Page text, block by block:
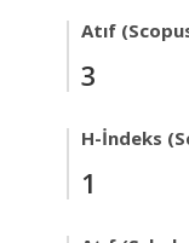
Atıf
3
H-İndeks
1